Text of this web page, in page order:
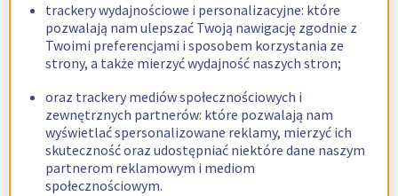
trackery wydajnościowe i personalizacyjne: które
pozwalają nam ulepszać Twoją nawigację zgodnie z
Twoimi preferencjami i sposobem korzystania ze
strony, a także mierzyć wydajność naszych stron;
oraz trackery mediów społecznościowych i
zewnętrznych partnerów: które pozwalają nam
wyświetlać spersonalizowane reklamy, mierzyć ich
skuteczność oraz udostępniać niektóre dane naszym
partnerom reklamowym i mediom
społecznościowym.